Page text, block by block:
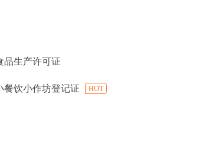
品生产许可证
餐饮小作坊登记证 HOT